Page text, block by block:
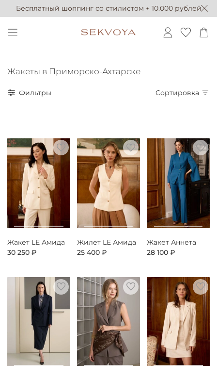
Бесплатный шоппинг со стилистом + 10.000 рублей
Жакеты в Приморско-Ахтарске
Фильтры Сортировка
Жакет LE Амида
30 250 ₽
Жилет LE Амида
25 400 ₽
Жакет Аннета
28 100 ₽